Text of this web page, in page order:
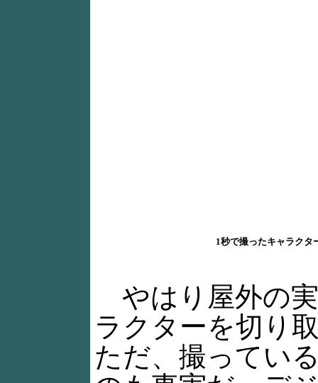
1秒で撮ったキャラクタ
やはり屋外の
ラクターを切り
ただ、撮ってい